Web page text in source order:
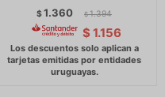
$1.360 $ 1.394
$ 1.156